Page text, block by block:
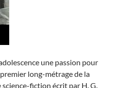
une passion pour
long-métrage de la
science-fiction écrit par H. G.